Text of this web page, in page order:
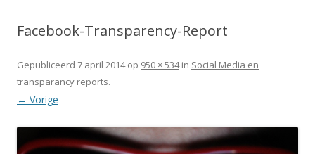
Facebook-Transparency-Report
Gepubliceerd 7 april 2014op 950 × 534in Social Media en
transparancy reports.
← Vorige